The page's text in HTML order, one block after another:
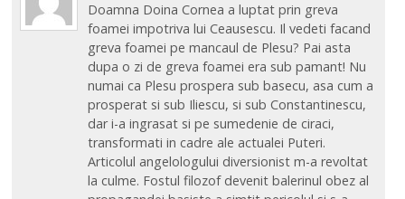
Doamna Doina Cornea a luptat prin greva
foamei impotriva lui Ceausescu. Il vedeti facand
greva foamei pe mancaul de Plesu? Pai asta
dupa o zi de greva foamei era sub pamant! Nu
numai ca Plesu prospera sub basecu, asa cum a
prosperat si sub Iliescu, si sub Constantinescu,
dar i-a ingrasat si pe sumedenie de ciraci,
transformati in cadre ale actualei Puteri.
Articolul angelologului diversionist m-a revoltat
la culme. Fostul filozof devenit balerinul obez al